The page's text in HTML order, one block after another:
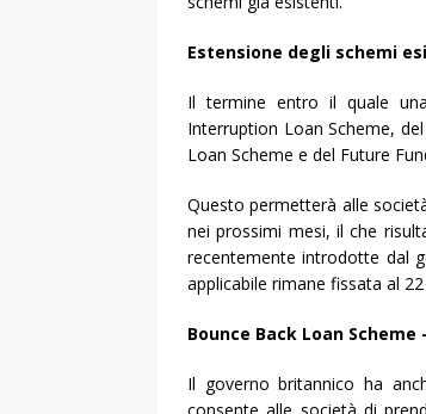
Estensione degli schemi
Il termine entro il quale
Interruption Loan Scheme,
Loan Scheme e del Future
Questo permetterà alle
nei prossimi mesi, il che
recentemente introdotte dal
applicabile rimane fissata al
Bounce Back Loan
Il governo britannico ha
consente alle società di